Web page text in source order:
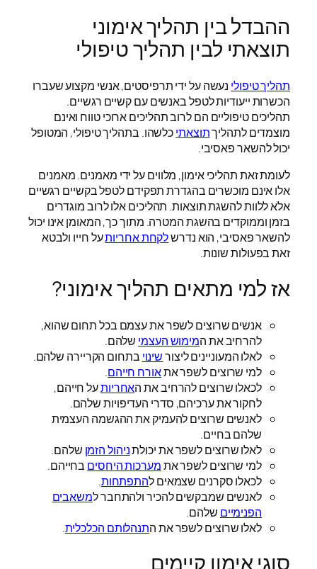
ההבדל בין תהליך אימוני
תוצאתי לבין תהליך טיפולי
תהליך טיפולי נעשה על ידי תרפיסטים, אנשי מקצוע שעברו
הכשרות ייעודיות לטפל באנשים עם קשיים רגשיים.
תהליכים טיפוליים הם לרוב תהליכים ארוכי טווח ואינם
מוצמדים לתהליךתוצאתיכלשהו. בתהליך טיפולי, המטופל
יכול להשאר פאסיבי.
לעומת זאת תהליכי אימון, מלווים על ידי מאמנים. מאמנים
אלו אינם מוכשרים בהגדרת תפקידם לטפל בקשיים רגשיים
אלא ללוות להשגת תוצאות. תהליכים אלו לרוב מוגדרים
בזמן וממוקדים בהשגת המטרה. מתוך כך, המאומן אינו יכול
להשאר פאסיבי, הוא נדרשלקחת אחריותעל חייו ולבטא
זאת בפעולות שונות.
אז למי מתאים תהליך אימוני?
אנשים שרוצים לשפר את עצמם בכל תחום שהוא,
להרחיב את המימוש העצמי שלהם.
לאלו המעוניינים ליצורשינוי בתחום הקריירה שלהם.
למי שרוצים לשפר אתאורח חייהם.
לכאלו שרוצים להרחיב את האחריותעל חייהם,
לחקור את ערכיהם, סדרי העדיפויות שלהם.
לאנשים שרוצים להעמיק את ההגשמה העצמית
שלהם בחיים.
לאלו שרוצים לשפר את יכולתניהול הזמן שלהם.
למי שרוצים לשפר אתמערכות היחסים בחייהם.
לכאלו סקרנים שצמאים להתפתחות.
לאנשים שמבקשים להכיר ולהתחבר למשאבים
הפנימיים שלהם.
לאלו שרוצים לשפר את התנהלותם הכלכלית.
סוגי אימון קיימים